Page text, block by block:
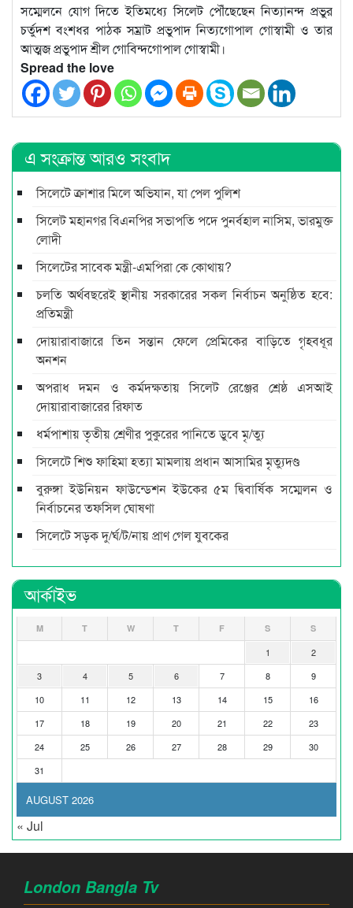
সম্মেলনে যোগ দিতে ইতিমধ্যে সিলেট পৌঁছেছেন নিত্যানন্দ প্রভুর
চর্তুদশ বংশধর পাঠক সম্রাট প্রভুপাদ নিত্যগোপাল গোস্বামী ও তার
আত্মজ প্রভুপাদ শ্রীল গোবিন্দগোপাল গোস্বামী।
Spread the love
এ সংক্রান্ত আরও সংবাদ
সিলেটে ক্রাশার মিলে অভিযান, যা পেল পুলিশ
সিলেট মহানগর বিএনপির সভাপতি পদে পুনর্বহাল নাসিম, ভারমুক্ত
লোদী
সিলেটের সাবেক মন্ত্রী-এমপিরা কে কোথায়?
চলতি অর্থবছরেই স্থানীয় সরকারের সকল নির্বাচন অনুষ্ঠিত হবে:
প্রতিমন্ত্রী
দোয়ারাবাজারে তিন সন্তান ফেলে প্রেমিকের বাড়িতে গৃহবধূর
অনশন
অপরাধ দমন ও কর্মদক্ষতায় সিলেট রেঞ্জের শ্রেষ্ঠ এসআই
দোয়ারাবাজারের রিফাত
ধর্মপাশায় তৃতীয় শ্রেণীর পুকুরের পানিতে ডুবে মৃ/ত্যু
সিলেটে শিশু ফাহিমা হত্যা মামলায় প্রধান আসামির মৃত্যুদণ্ড
বুরুঙ্গা ইউনিয়ন ফাউন্ডেশন ইউকের ৫ম দ্বিবার্ষিক সম্মেলন ও
নির্বাচনের তফসিল ঘোষণা
সিলেটে সড়ক দু/র্ঘ/ট/নায় প্রাণ গেল যুবকের
আর্কাইভ
AUGUST 2026
M T W T F S S
1
2
3
4 5 6 7 8
9
10
11 12 13 14 15
16
17
18 19 20 21 22
23
24
25 26 27 28 29
30
31
« Jul
London Bangla Tv